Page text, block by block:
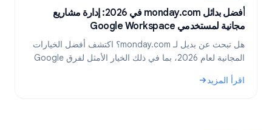
أفضل بدائل monday.com في 2026: إدارة مشاريع
مجانية لمستخدمي Google Workspace
هل تبحث عن بديل لـ monday.com؟ اكتشف أفضل الخيارات
المجانية لعام 2026، بما في ذلك الخيار الأمثل لفرق Google
اقرأ المزيد
: أفضل بدائل monday.com في 2026: إدارة مشاريع مجانية لمستخدمي Google Workspace